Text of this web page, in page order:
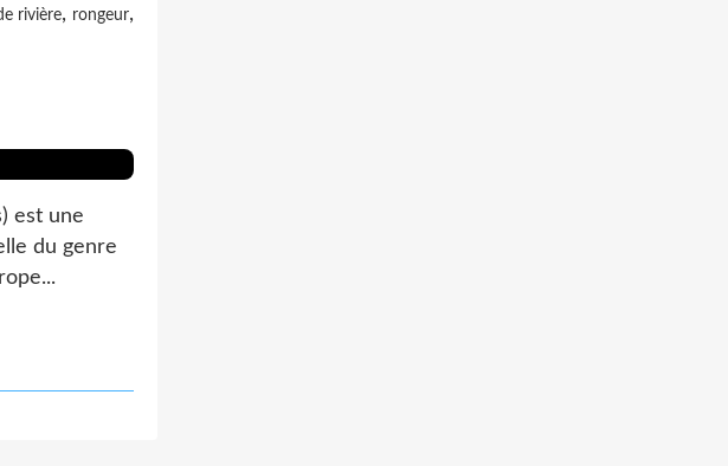
rivière, rongeur,
est une
du genre